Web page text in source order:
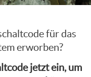
für das
erworben?
jetzt ein, um